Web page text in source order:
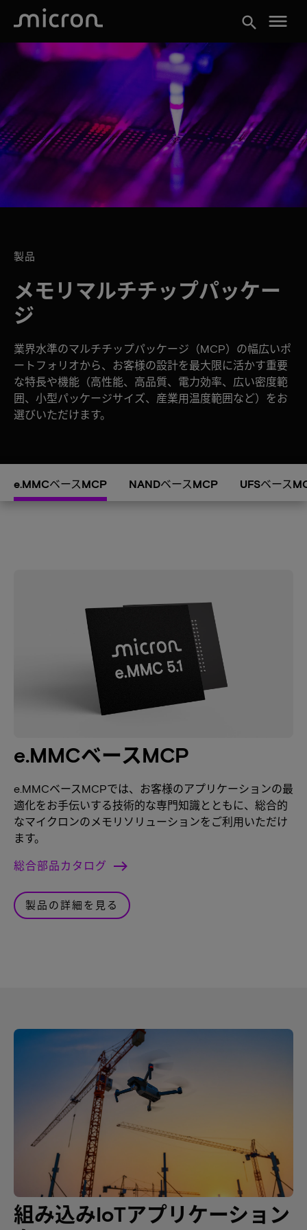
search menu
製品
メモリマルチチップパッケー
ジ
業界水準のマルチチップパッケージ（MCP）の幅広いポ
ートフォリオから、お客様の設計を最大限に活かす重要
な特長や機能（高性能、高品質、電力効率、広い密度範
囲、小型パッケージサイズ、産業用温度範囲など）をお
選びいただけます。
e.MMCベースMCP NANDベースMCP UFSベース
e.MMCベースMCP
e.MMCベースMCPでは、お客様のアプリケーションの最
適化をお手伝いする技術的な専門知識とともに、総合的
なマイクロンのメモリソリューションをご利用いただけ
ます。
総合部品カタログ
製品の詳細を見る
組み込みIoTアプリケーション